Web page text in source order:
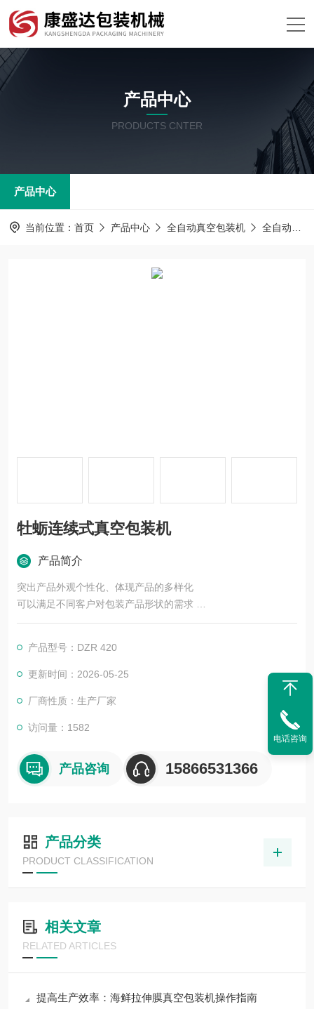
产品中心
PRODUCTS CNTER
产品中心
当前位置： 首页 产品中心 全自动真空包装机 全自动真空包装机
牡蛎连续式真空包装机
产品简介
突出产品外观个性化、体现产品的多样化
可以满足不同客户对包装产品形状的需求
产品和包装个性化结合，改变传统包装的方式
牡蛎连续式真空包装机
产品型号：DZR 420
更新时间：2026-05-25
厂商性质：生产厂家
访问量：1582
产品咨询 15866531366
产品分类
PRODUCT CLASSIFICATION
相关文章
RELATED ARTICLES
提高生产效率：海鲜拉伸膜真空包装机操作指南
电话咨询